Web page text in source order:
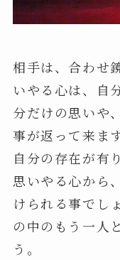
相手は、合わせ
いやる心は、自
分だけの思いや
事が返って来ま
自分の存在が有
思いやる心から
けられる事でし
の中のもう一人
う。